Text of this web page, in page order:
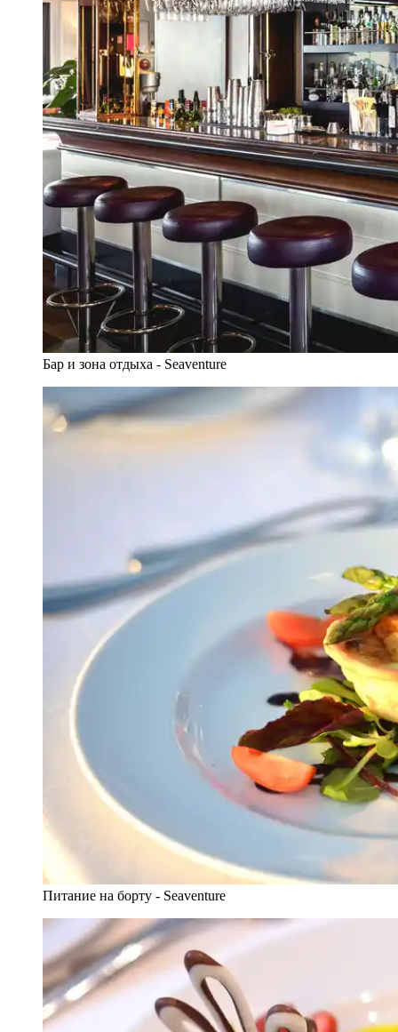
Бар и зона отдыха - Seaventure
Питание на борту - Seaventure